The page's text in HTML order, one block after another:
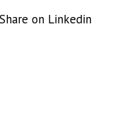
Share on Linkedin